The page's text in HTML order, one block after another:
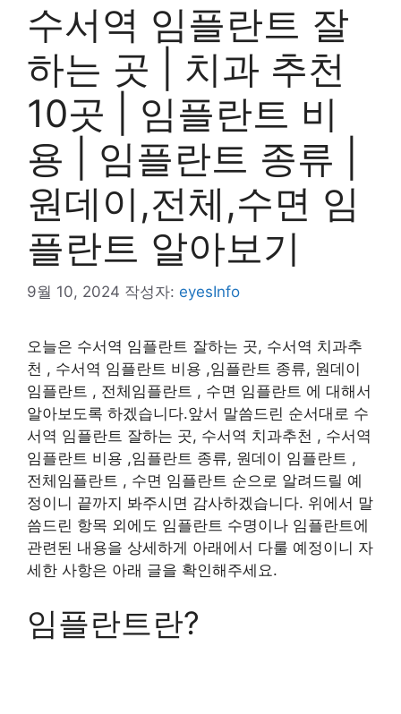
수서역 임플란트 잘
하는 곳 | 치과 추천
10곳 | 임플란트 비
용 | 임플란트 종류 |
원데이,전체,수면 임
플란트 알아보기
9월 10, 2024 작성자: eyesInfo
오늘은 수서역 임플란트 잘하는 곳, 수서역 치과추
천 , 수서역 임플란트 비용 ,임플란트 종류, 원데이
임플란트 , 전체임플란트 , 수면 임플란트 에 대해서
알아보도록 하겠습니다.앞서 말씀드린 순서대로 수
서역 임플란트 잘하는 곳, 수서역 치과추천 , 수서역
임플란트 비용 ,임플란트 종류, 원데이 임플란트 ,
전체임플란트 , 수면 임플란트 순으로 알려드릴 예
정이니 끝까지 봐주시면 감사하겠습니다. 위에서 말
씀드린 항목 외에도 임플란트 수명이나 임플란트에
관련된 내용을 상세하게 아래에서 다룰 예정이니 자
세한 사항은 아래 글을 확인해주세요.
임플란트란?